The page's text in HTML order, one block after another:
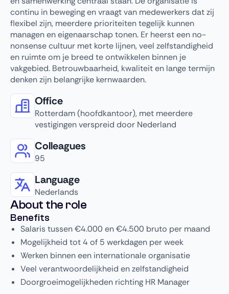
continu in beweging en vraagt van medewerkers dat zij
flexibel zijn, meerdere prioriteiten tegelijk kunnen
managen en eigenaarschap tonen. Er heerst een no-
nonsense cultuur met korte lijnen, veel zelfstandigheid
en ruimte om je breed te ontwikkelen binnen je
vakgebied. Betrouwbaarheid, kwaliteit en lange termijn
denken zijn belangrijke kernwaarden.
Office
Rotterdam (hoofdkantoor), met meerdere
vestigingen verspreid door Nederland
Colleagues
95
Language
Nederlands
About the role
Benefits
Salaris tussen €4.000 en €4.500 bruto per maand
Mogelijkheid tot 4 of 5 werkdagen per week
Werken binnen een internationale organisatie
Veel verantwoordelijkheid en zelfstandigheid
Doorgroeimogelijkheden richting HR Manager